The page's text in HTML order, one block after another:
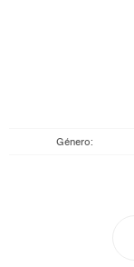
Género